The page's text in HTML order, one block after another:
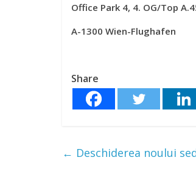
Office Park 4, 4.
A-1300 Wien-
Share
← Deschiderea noului